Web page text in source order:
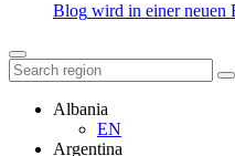
Blog wird in einer neuen
Albania
EN
Argentina